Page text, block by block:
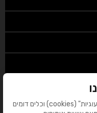
לידיעתכם, באתר זה נעשה שימוש ב"קבצי עוגיות" (cookies) וכלים דומים